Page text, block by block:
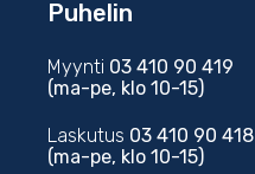
Puhelin
Myynti 03 410 90 419
(ma-pe, klo 10-15)
Laskutus 03 410 90 418
(ma-pe, klo 10-15)